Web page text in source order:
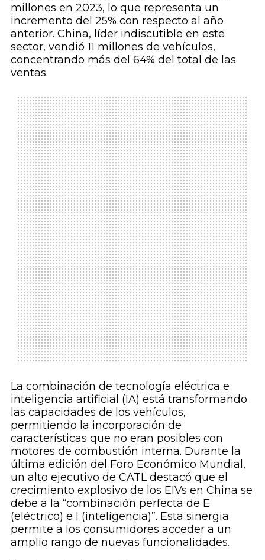
millones en 2023, lo que representa un
incremento del 25% con respecto al año
anterior. China, líder indiscutible en este
sector, vendió 11 millones de vehículos,
concentrando más del 64% del total de las
ventas.
La combinación de tecnología eléctrica e
inteligencia artificial (IA) está transformando
las capacidades de los vehículos,
permitiendo la incorporación de
características que no eran posibles con
motores de combustión interna. Durante la
última edición del Foro Económico Mundial,
un alto ejecutivo de CATL destacó que el
crecimiento explosivo de los EIVs en China se
debe a la “combinación perfecta de E
(eléctrico) e I (inteligencia)”. Esta sinergia
permite a los consumidores acceder a un
amplio rango de nuevas funcionalidades.